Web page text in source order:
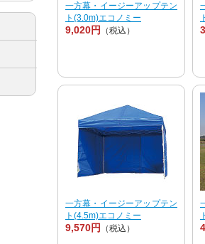
一方幕・イージーアップテン
ト(3.0m)エコノミー
9,020円 （税込）
一方幕・イージーアップテン
ト(4.5m)エコノミー
9,570円 （税込）